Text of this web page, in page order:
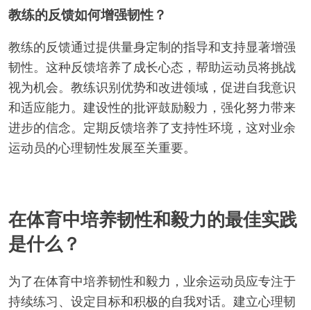
压力下的表现衡量运动员在竞争情况下执行技能的能
力。训练的一致性反映了奉献精神和克服挑战的能
力。
这些指标提供了运动员心理韧性的全面视图，这对成
长和表现至关重要。
教练的反馈如何增强韧性？
韧性。这种反馈培养了成长心态，帮助运动员将挑战
视为机会。教练识别优势和改进领域，促进自我意识
和适应能力。建设性的批评鼓励毅力，强化努力带来
运动员的心理韧性发展至关重要。